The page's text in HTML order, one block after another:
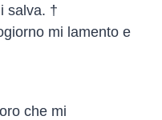
salva. †
mi lamento e
che mi